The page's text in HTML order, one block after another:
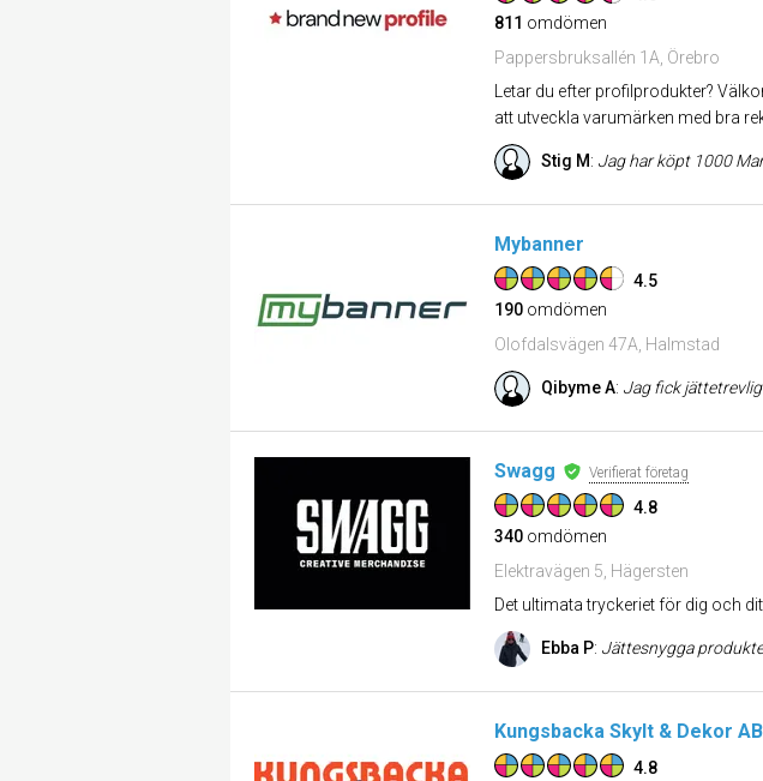
811 omdömen
Pappersbruksallén 1A, Örebro
Letar du efter profilprodukter?
att utveckla varumärken med bra
Stig M: Jag har köpt 1000
Mybanner
4.5
190 omdömen
Olofdalsvägen 47A, Halmstad
Qibyme A: Jag fick jättetrevlig
Swagg Verifierat företag
4.8
340 omdömen
Elektravägen 5, Hägersten
Det ultimata tryckeriet för dig och
Ebba P: Jättesnygga
Kungsbacka Skylt & Dekor AB
4.8